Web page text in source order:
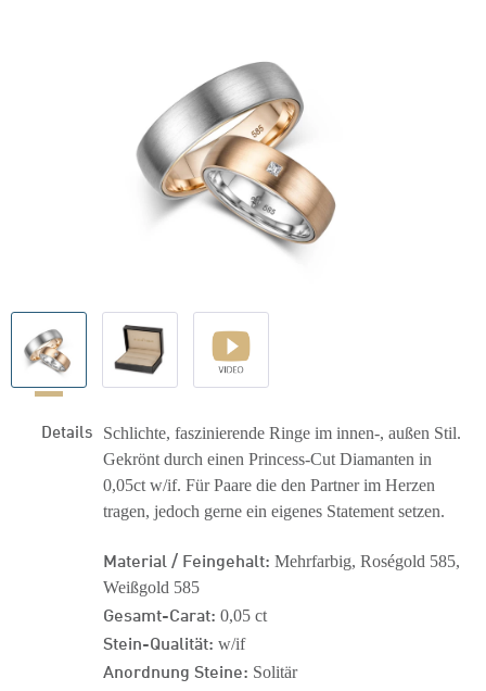
Details
Schlichte, faszinierende Ringe im innen-, außen Stil.
Gekrönt durch einen Princess-Cut Diamanten in
0,05ct w/if. Für Paare die den Partner im Herzen
tragen, jedoch gerne ein eigenes Statement setzen.
Material / Feingehalt: Mehrfarbig, Roségold 585,
Weißgold 585
Gesamt-Carat: 0,05 ct
Stein-Qualität: w/if
Anordnung Steine: Solitär